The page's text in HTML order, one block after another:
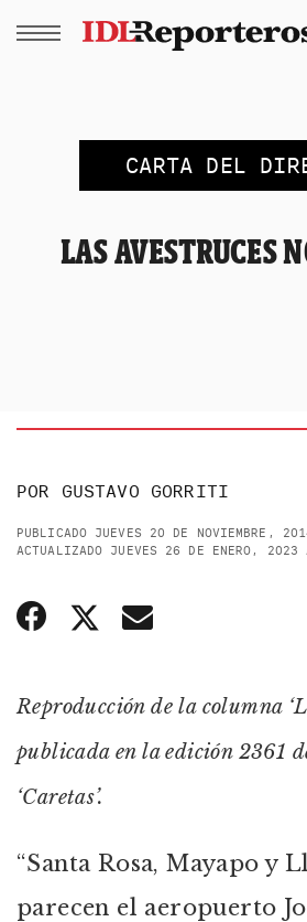
CARTA DEL
LAS AVESTRUCES
POR GUSTAVO GORRITI
PUBLICADO JUEVES 20 DE NOVIEMBRE,
ACTUALIZADO JUEVES 26 DE ENERO,
Reproducción de la columna
publicada en la edición 2361
‘Caretas’.
“Santa Rosa, Mayapo y
parecen el aeropuerto